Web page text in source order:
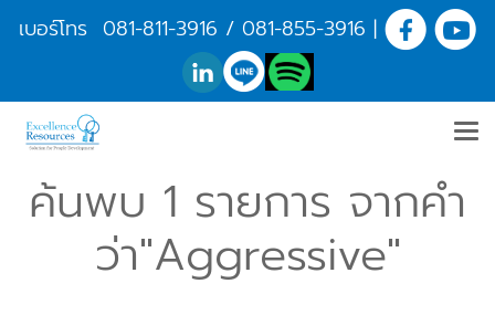
เบอร์โทร 081-811-3916 / 081-855-3916 |
ค้นพบ 1 รายการ จากคำ
ว่า"Aggressive"